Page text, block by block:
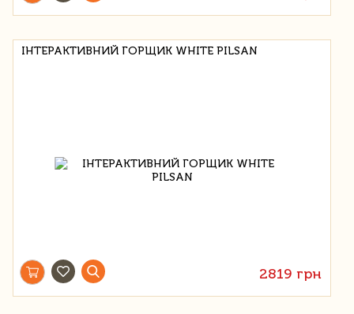
ІНТЕРАКТИВНИЙ ГОРЩИК WHITE PILSAN
2819 грн